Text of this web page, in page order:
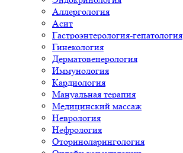
Аллергология
Асит
Гастроэнтерология-гепатология
Гинекология
Дерматовенерология
Иммунология
Кардиология
Мануальная терапия
Медицинский массаж
Неврология
Нефрология
Оториноларингология